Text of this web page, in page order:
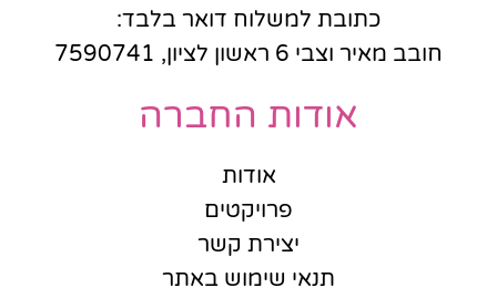
כתובת למשלוח דואר בלבד:
חובב מאיר וצבי 6 ראשון לציון, 7590741
אודות החברה
אודות
פרויקטים
יצירת קשר
תנאי שימוש באתר